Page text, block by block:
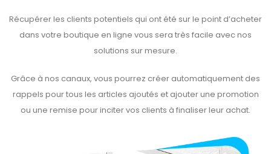
Récupérer les clients potentiels qui ont été sur le point d’acheter
dans votre boutique en ligne vous sera très facile avec nos
solutions sur mesure.
Grâce à nos canaux, vous pourrez créer automatiquement des
rappels pour tous les articles ajoutés et ajouter une promotion
ou une remise pour inciter vos clients à finaliser leur achat.